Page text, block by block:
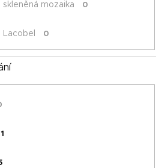
mozaika 0
Lacobel 0
1